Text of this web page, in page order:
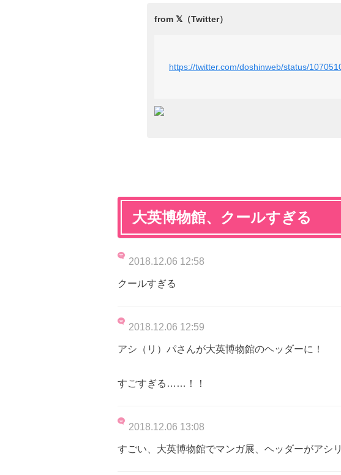
https://twitter.com/doshinweb/status/
大英博物館、クールすぎる
2018.12.06 12:58
クールすぎる
2018.12.06 12:59
アシ（リ）パさんが大英博物館のヘッダーに！
すごすぎる……！！
2018.12.06 13:08
すごい、大英博物館でマンガ展、ヘッダーがア